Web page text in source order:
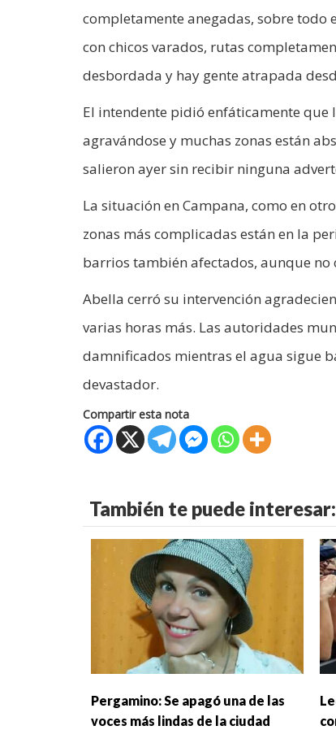
completamente anegadas, sobre todo
con chicos varados, rutas
desbordada y hay gente atrapada
El intendente pidió enfáticamente
agravándose y muchas zonas están
salieron ayer sin recibir ninguna
La situación en Campana, como en
zonas más complicadas están en la
barrios también afectados, aunque no
Abella cerró su intervención
varias horas más. Las autoridades
damnificados mientras el agua sigue
devastador.
Compartir esta nota
También te puede interesar:
Pergamino: Se apagó una de las
voces más lindas de la ciudad